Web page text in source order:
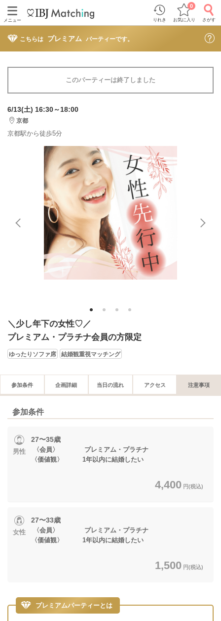
メニュー りれき お気に入り
0
さがす
こちらは プレミアム パーティーです。
このパーティーは終了しました
6/13(土) 16:30～18:00
京都
京都駅から徒歩5分
1 2 3 4
＼少し年下の女性♡／
プレミアム・プラチナ会員の方限定
ゆったりソファ席 結婚観重視マッチング
参加条件 企画詳細 当日の流れ アクセス 注意事項
参加条件
男性
27〜35歳
〈会員〉 プレミアム・プラチナ
〈価値観〉 1年以内に結婚したい
4,400 円(税込)
女性
27〜33歳
〈会員〉 プレミアム・プラチナ
〈価値観〉 1年以内に結婚したい
1,500 円(税込)
プレミアムパーティーとは